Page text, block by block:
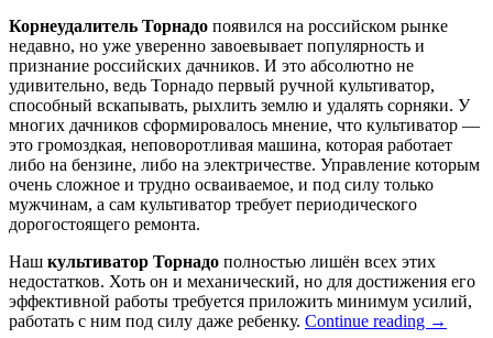
Корнеудалитель Торнадо появился на российском рынке
недавно, но уже уверенно завоевывает популярность и
признание российских дачников. И это абсолютно не
удивительно, ведь Торнадо первый ручной культиватор,
способный вскапывать, рыхлить землю и удалять сорняки. У
многих дачников сформировалось мнение, что культиватор —
это громоздкая, неповоротливая машина, которая работает
либо на бензине, либо на электричестве. Управление которым
очень сложное и трудно осваиваемое, и под силу только
мужчинам, а сам культиватор требует периодического
дорогостоящего ремонта.
Наш культиватор Торнадо полностью лишён всех этих
недостатков. Хоть он и механический, но для достижения его
эффективной работы требуется приложить минимум усилий,
работать с ним под силу даже ребенку. Continue reading →